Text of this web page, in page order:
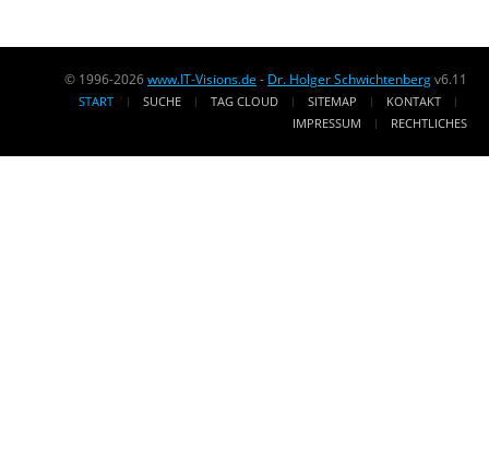
© 1996-2026www.IT-Visions.de - Dr. Holger Schwichtenbergv6.11
START SUCHE TAG CLOUD SITEMAP
KONTAKT
IMPRESSUM
RECHTLICHES